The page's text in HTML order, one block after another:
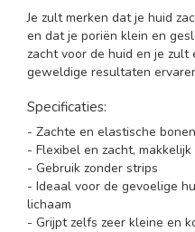
Je zult merken dat je huid
en dat je poriën klein en
zacht voor de huid en je
geweldige resultaten
Specificaties:
- Zachte en elastische
- Flexibel en zacht,
- Gebruik zonder strips
- Ideaal voor de gevoelige
lichaam
- Grijpt zelfs zeer kleine en